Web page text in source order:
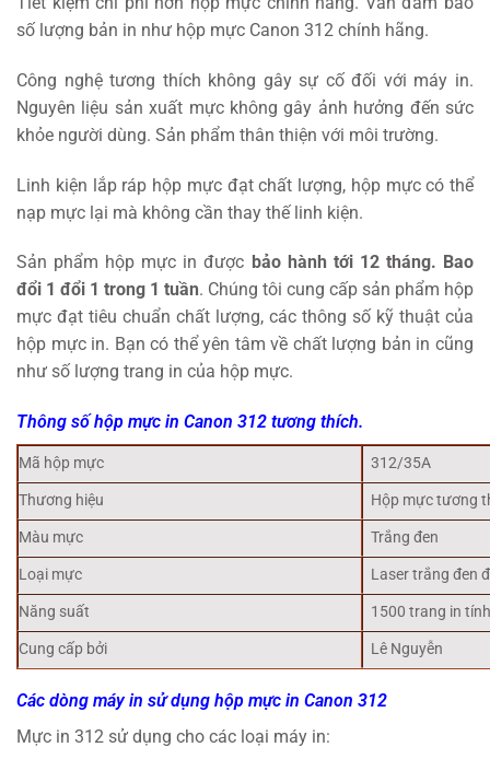
số lượng bản in như hộp mực Canon 312 chính hãng.
Công nghệ tương thích không gây sự cố đối với máy in.
Nguyên liệu sản xuất mực không gây ảnh hưởng đến sức
khỏe người dùng. Sản phẩm thân thiện với môi trường.
Linh kiện lắp ráp hộp mực đạt chất lượng, hộp mực có thể
nạp mực lại mà không cần thay thế linh kiện.
Sản phẩm hộp mực in được bảo hành tới 12 tháng. Bao
đổi 1 đổi 1 trong 1 tuần. Chúng tôi cung cấp sản phẩm hộp
mực đạt tiêu chuẩn chất lượng, các thông số kỹ thuật của
hộp mực in. Bạn có thể yên tâm về chất lượng bản in cũng
như số lượng trang in của hộp mực.
Thông số hộp mực in Canon 312 tương thích.
Mã hộp mực
312/35A
Thương hiệu
Hộp mực tương
Màu mực
Trắng đen
Loại mực
Laser trắng đen
Năng suất
1500 trang in
Cung cấp bởi
Lê Nguyễn
Các dòng máy in sử dụng hộp mực in Canon 312
Mực in 312 sử dụng cho các loại máy in: